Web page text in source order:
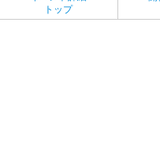
トップ